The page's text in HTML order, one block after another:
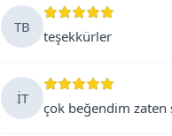
TB
teşekkürler
İT
çok beğendim zaten